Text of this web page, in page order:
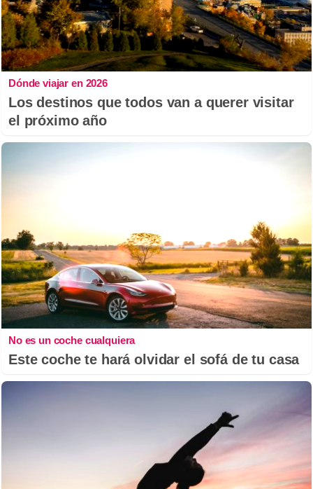
Dónde viajar en 2026
Los destinos que todos van a querer visitar
el próximo año
No es un coche cualquiera
Este coche te hará olvidar el sofá de tu casa